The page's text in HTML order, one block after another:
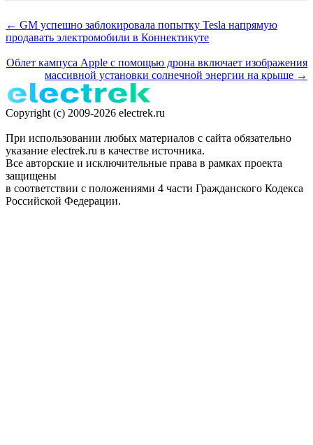
← GM успешно заблокировала попытку Tesla напрямую
продавать электромобили в Коннектикуте
Облет кампуса Apple с помощью дрона включает изображения
массивной установки солнечной энергии на крыше →
Copyright (c) 2009-2026 electrek.ru
При использовании любых материалов с сайта обязательно
указание electrek.ru в качестве источника.
Все авторские и исключительные права в рамках проекта
защищены
в соответствии с положениями 4 части Гражданского Кодекса
Российской Федерации.